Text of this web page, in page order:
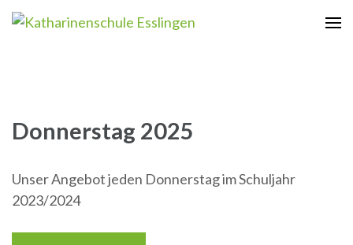
Zum
Inhalt
Donnerstag 2025
Unser Angebot jeden Donnerstag im Schuljahr
2023/2024